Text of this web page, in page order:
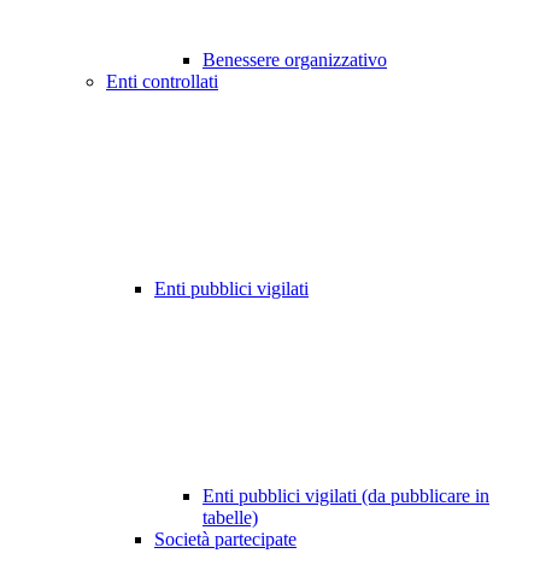
Benessere organizzativo
Enti controllati
Enti pubblici vigilati
Enti pubblici vigilati (da pubblicare in
tabelle)
Società partecipate